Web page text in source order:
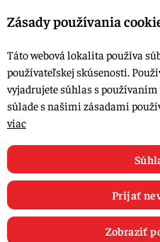
Eurofondy 2022/2023
Kontakt
© 2015-2026, LIANA GOLIAŠ s.r.o.
Upraviť nastavenia Cookies
Zásady používania
Táto webová lokalita používa
používateľskej skúsenosti.
vyjadrujete súhlas s používaním
súlade s našimi zásadami
viac
Prijať
Zobraziť